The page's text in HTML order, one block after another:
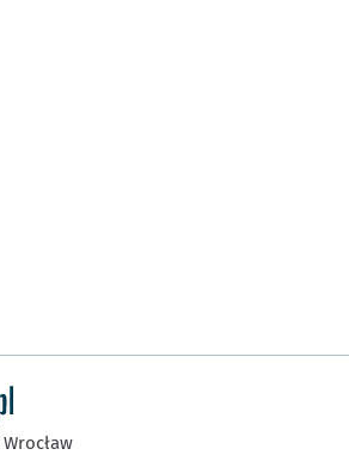
Wrocław